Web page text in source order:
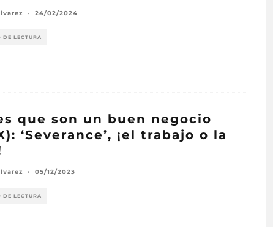
· 24/02/2024
DE LECTURA
que son un buen negocio
‘Severance’, ¡el trabajo o la
· 05/12/2023
DE LECTURA